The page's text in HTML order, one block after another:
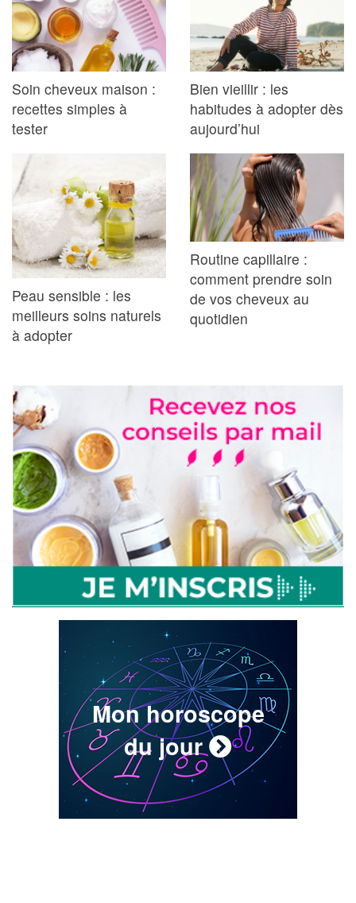
Soin cheveux maison :
recettes simples à
tester
Bien vieillir : les
habitudes à adopter dès
aujourd’hui
Peau sensible : les
meilleurs soins naturels
à adopter
Routine capillaire :
comment prendre soin
de vos cheveux au
quotidien
Mon horoscope
du jour